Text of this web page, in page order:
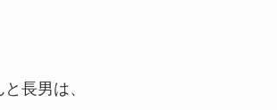
長男は、